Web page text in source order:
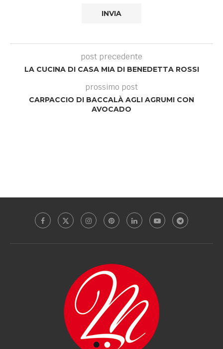
post precedente
LA CUCINA DI CASA MIA DI BENEDETTA ROSSI
prossimo post
CARPACCIO DI BACCALÀ AGLI AGRUMI CON
AVOCADO